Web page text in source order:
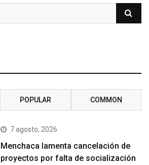
POPULAR COMMON
7 agosto, 2026
Menchaca lamenta cancelación de
proyectos por falta de socialización